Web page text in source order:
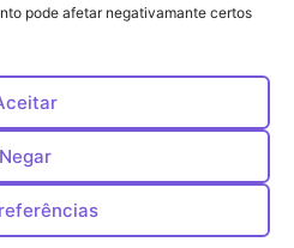
pode afetar negativamante certos
Negar
Ética